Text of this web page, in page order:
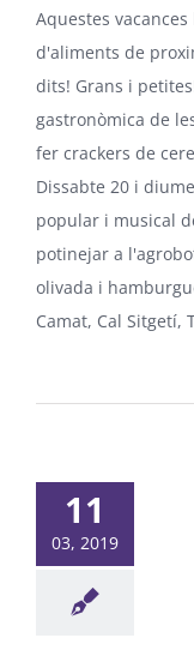
Aquestes
d'aliments de
dits! Grans i
gastronòmica de
fer crackers de
Dissabte 20 i
popular i musical
potinejar a
olivada i
Camat, Cal Sitgetí,
11
03, 2019